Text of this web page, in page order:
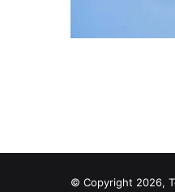
© Copyright 2026,